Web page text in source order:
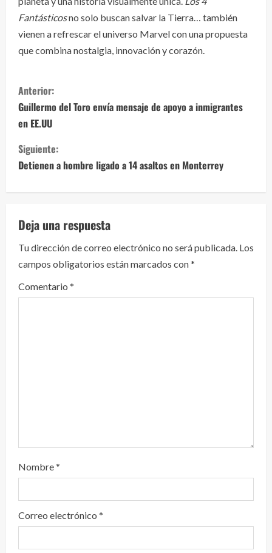
Fantásticosno solo buscan salvar la Tierra… también
vienen a refrescar el universo Marvel con una propuesta
que combina nostalgia, innovación y corazón.
S
i
g
u
e
l
e
y
e
Anterior:
Guillermo del Toro envía mensaje de apoyo a inmigrantes
en EE.UU
Siguiente:
Detienen a hombre ligado a 14 asaltos en Monterrey
Deja una respuesta
Tu dirección de correo electrónico no será publicada. Los
campos obligatorios están marcados con*
Comentario *
Nombre*
Correo electrónico *